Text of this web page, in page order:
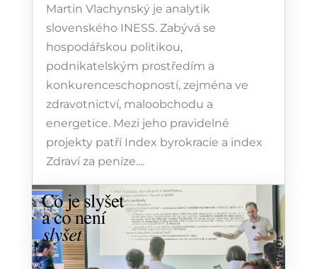
Martin Vlachynský je analytik
slovenského ⁠⁠INESS⁠⁠. Zabývá se
hospodářskou politikou,
podnikatelským prostředím a
konkurenceschopností, zejména ve
zdravotnictví, maloobchodu a
energetice. Mezi jeho pravidelné
projekty patří Index byrokracie a index
Zdraví za peníze....